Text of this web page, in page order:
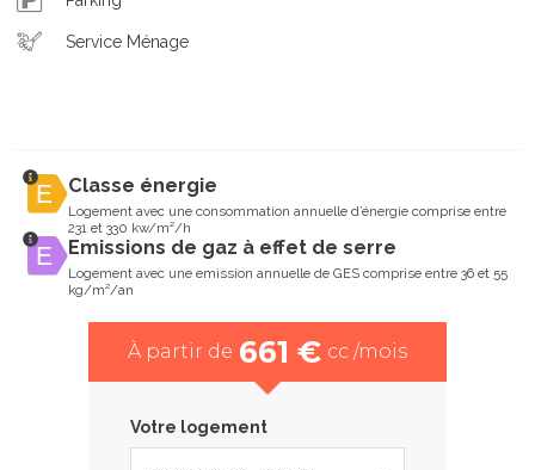
Service Ménage
Classe énergie
Logement avec une consommation annuelle d’énergie comprise entre
231 et 330 kw/m²/h
Emissions de gaz à effet de serre
Logement avec une emission annuelle de GES comprise entre 36 et 55
kg/m²/an
À partir de 661 € cc /mois
Votre logement